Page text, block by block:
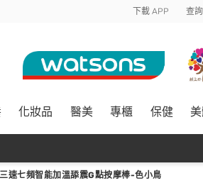
下載 APP 查
化妝品 醫美 專櫃 保健
速七頻智能加溫舔震G點按摩棒-色小鳥